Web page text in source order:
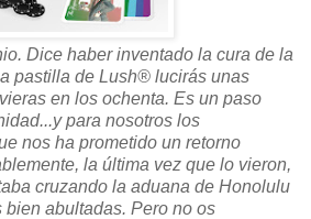
Dice haber inventado la cura de la
pastilla de Lush® lucirás unas
en los ochenta. Es un paso
para nosotros los
nos ha prometido un retorno
la última vez que lo vieron,
cruzando la aduana de Honolulu
bien abultadas. Pero no os